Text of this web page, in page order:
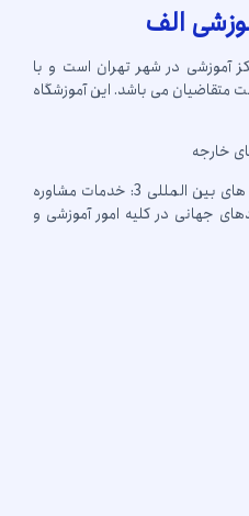
الف
آموزشی در شهر تهران است و با
متقاضیان می باشد. این آموزشگاه
2: برگزاری دوره های آمادگی آزمون های بین المللی 3: خدمات مشاوره
جهانی در کلیه امور آموزشی و